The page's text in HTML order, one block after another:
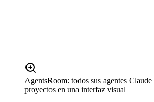
AgentsRoom: todos sus agentes
proyectos en una interfaz visual